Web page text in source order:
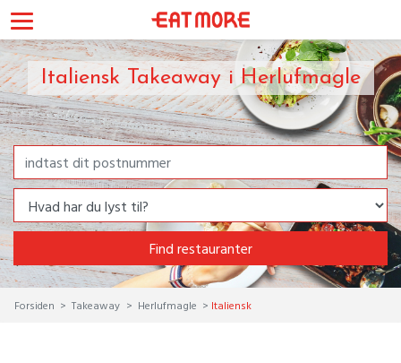
Italiensk Takeaway i Herlufmagle
Find restauranter
Forsiden Takeaway Herlufmagle Italiensk